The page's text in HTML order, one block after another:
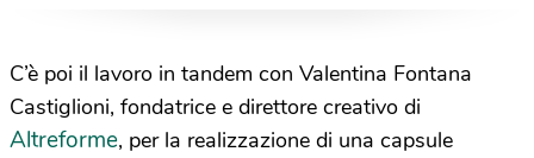
C’è poi il lavoro in tandem con Valentina Fontana
Castiglioni, fondatrice e direttore creativo di
Altreforme, per la realizzazione di una capsule